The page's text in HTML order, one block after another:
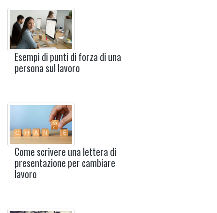
Esempi di punti di forza di una
persona sul lavoro
Come scrivere una lettera di
presentazione per cambiare
lavoro